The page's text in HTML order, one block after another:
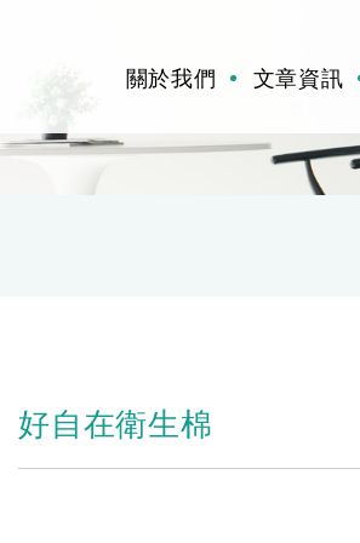
關於我們 文章資訊
好自在衛生棉